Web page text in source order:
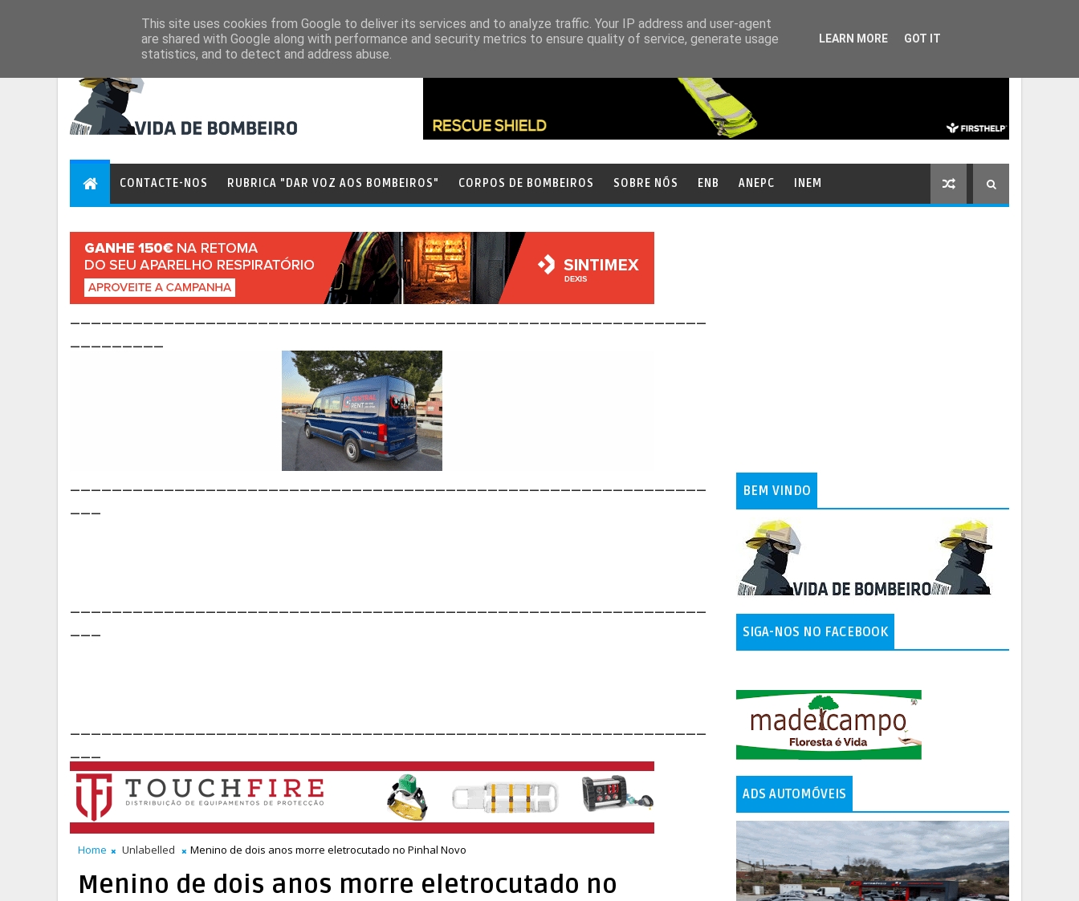
CONTACTE-NOS RUBRICA "DAR VOZ AOS BOMBEIROS" CORPOS DE BOMBEIROS SOBRE NÓS ENB ANEPC INEM
Home Unlabelled Menino de dois anos morre eletrocutado no Pinhal Novo
Menino de dois anos morre eletrocutado no
BEM VINDO
SIGA-NOS NO FACEBOOK
ADS AUTOMÓVEIS
This site uses cookies from Google to deliver its services and to analyze traffic. Your IP address and user-agent
are shared with Google along with performance and security metrics to ensure quality of service, generate usage
statistics, and to detect and address abuse.
LEARN MORE GOT IT